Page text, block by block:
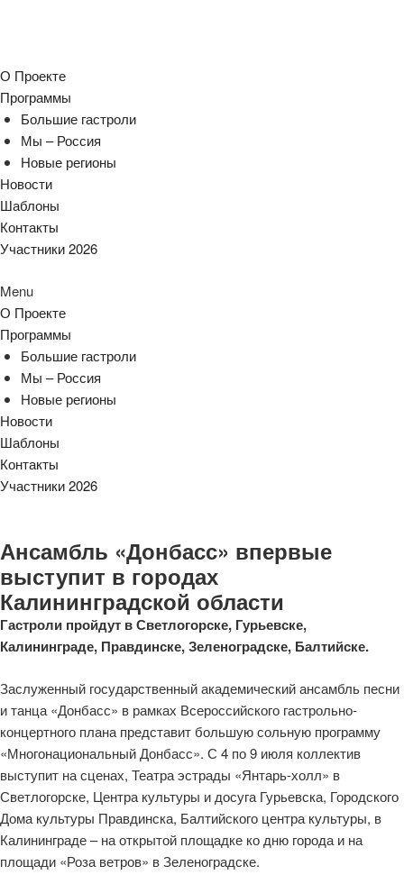
О Проекте
Программы
Большие гастроли
Мы – Россия
Новые регионы
Новости
Шаблоны
Контакты
Участники 2026
Menu
О Проекте
Программы
Большие гастроли
Мы – Россия
Новые регионы
Новости
Шаблоны
Контакты
Участники 2026
Ансамбль «Донбасс» впервые
выступит в городах
Калининградской области
Гастроли пройдут в Светлогорске, Гурьевске,
Калининграде, Правдинске, Зеленоградске, Балтийске.
Заслуженный государственный академический ансамбль песни
и танца «Донбасс» в рамках Всероссийского гастрольно-
концертного плана представит большую сольную программу
«Многонациональный Донбасс». С 4 по 9 июля коллектив
выступит на сценах, Театра эстрады «Янтарь-холл» в
Светлогорске, Центра культуры и досуга Гурьевска, Городского
Дома культуры Правдинска, Балтийского центра культуры, в
Калининграде – на открытой площадке ко дню города и на
площади «Роза ветров» в Зеленоградске.